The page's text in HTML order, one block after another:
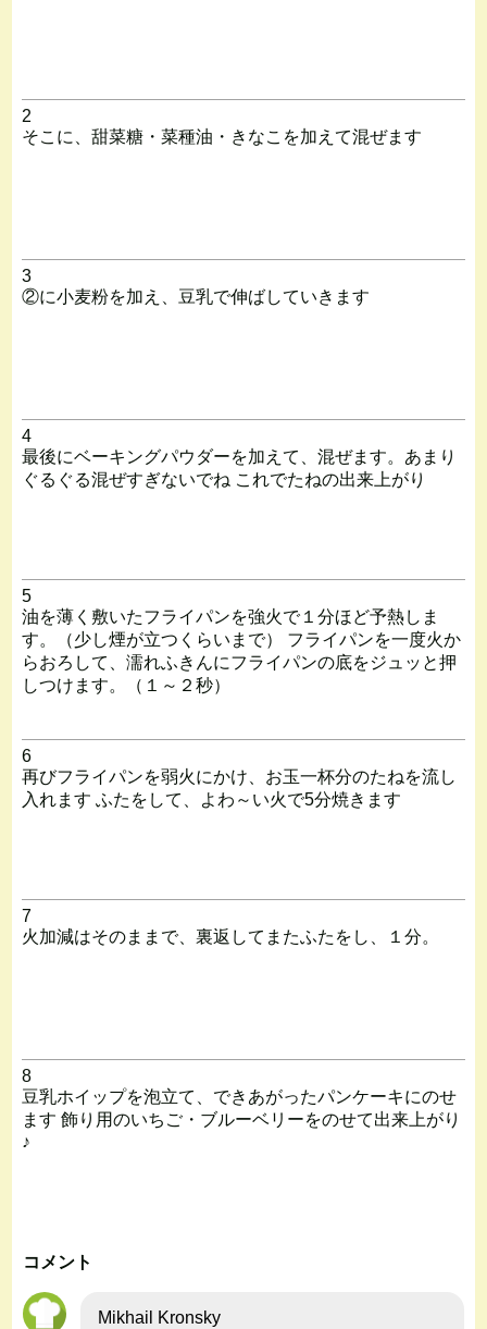
2
そこに、甜菜糖・菜種油・きなこを加えて混ぜます
3
②に小麦粉を加え、豆乳で伸ばしていきます
4
最後にベーキングパウダーを加えて、混ぜます。あまり
ぐるぐる混ぜすぎないでね これでたねの出来上がり
5
油を薄く敷いたフライパンを強火で１分ほど予熱しま
す。（少し煙が立つくらいまで） フライパンを一度火か
らおろして、濡れふきんにフライパンの底をジュッと押
しつけます。（１～２秒）
6
再びフライパンを弱火にかけ、お玉一杯分のたねを流し
入れます ふたをして、よわ～い火で5分焼きます
7
火加減はそのままで、裏返してまたふたをし、１分。
8
豆乳ホイップを泡立て、できあがったパンケーキにのせ
ます 飾り用のいちご・ブルーベリーをのせて出来上がり
♪
コメント
Mikhail Kronsky